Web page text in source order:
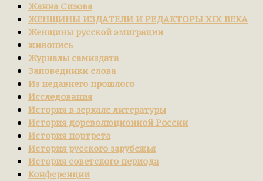
Жанна Сизова
ЖЕНЩИНЫ ИЗДАТЕЛИ И РЕДАКТОРЫ XIX ВЕКА
Женщины русской эмиграции
живопись
Журналы самиздата
Заповедники слова
Из недавнего прошлого
Исследования
История в зеркале литературы
История дореволюционной России
История портрета
История русского зарубежья
История советского периода
Конференции